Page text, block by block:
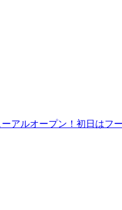
アルオープン！初日はフ